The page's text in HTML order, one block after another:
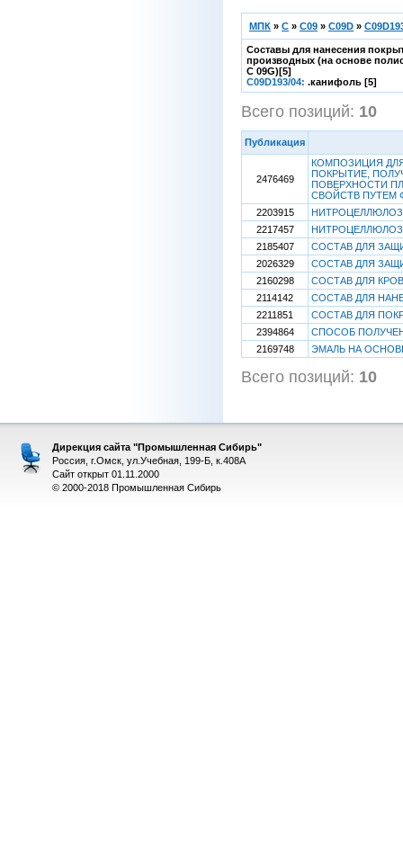
МПК » C » C09 » C09D »
Составы для нанесения
производных (на основе
C 09G)[5]
C09D193/04: .канифоль [5]
Всего позиций: 10
Публикация
2476469
КОМПОЗИЦИЯ
ПОКРЫТИЕ,
ПОВЕРХНОСТИ
СВОЙСТВ ПУТЕМ
2203915
2217457
2185407
СОСТАВ ДЛЯ
2026329
СОСТАВ ДЛЯ
2160298
СОСТАВ ДЛЯ
2114142
СОСТАВ ДЛЯ
2211851
СОСТАВ ДЛЯ
2394864
СПОСОБ
2169748
ЭМАЛЬ НА
Всего позиций: 10
Дирекция сайта "Промышленная Сибирь"
Россия, г.Омск, ул.Учебная, 199-Б, к.408А
Сайт открыт 01.11.2000
© 2000-2018 Промышленная Сибирь